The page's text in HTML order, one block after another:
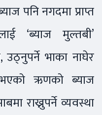
पनि नगदमा प्राप्त
‘ब्याज मुल्तबी’
उठ्नुपर्ने भाका नाघेर
ऋणको ब्याज
राख्नुपर्ने व्यवस्था